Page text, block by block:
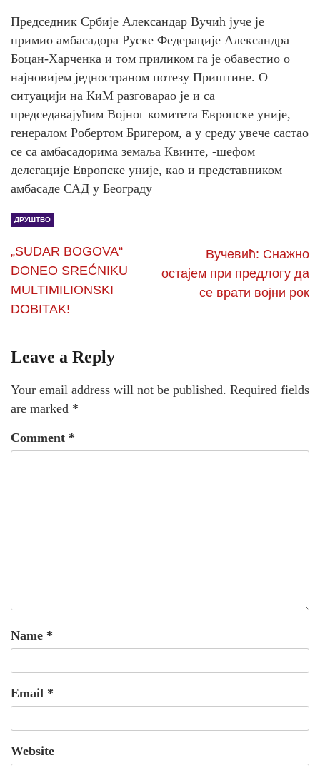
Председник Србије Александар Вучић јуче је
примио амбасадора Руске Федерације Александра
Боцан-Харченка и том приликом га је обавестио о
најновијем једностраном потезу Приштине. О
ситуацији на КиМ разговарао је и са
председавајућим Војног комитета Европске уније,
генералом Робертом Бригером, а у среду увече састао
се са амбасадорима земаља Квинте, -шефом
делегације Европске уније, као и представником
амбасаде САД у Београду
ДРУШТВО
„SUDAR BOGOVA“
DONEO SREĆNIKU
MULTIMILIONSKI
DOBITAK!
Вучевић: Снажно
остајем при предлогу да
се врати војни рок
Leave a Reply
Your email address will not be published. Required fields
are marked *
Comment *
Name *
Email *
Website